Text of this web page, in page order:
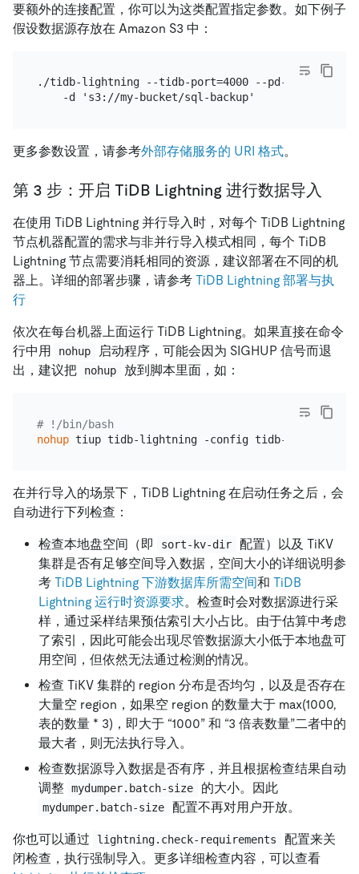
要额外的连接配置，你可以为这类配置指定参数。如下例子
假设数据源存放在 Amazon S3 中：
./tidb-lightning --tidb-port=4000 --pd-
更多参数设置，请参考外部存储服务的 URI 格式。
第 3 步：开启 TiDB Lightning 进行数据导入
在使用 TiDB Lightning 并行导入时，对每个 TiDB Lightning
节点机器配置的需求与非并行导入模式相同，每个 TiDB
Lightning 节点需要消耗相同的资源，建议部署在不同的机
器上。详细的部署步骤，请参考 TiDB Lightning 部署与执
行
依次在每台机器上面运行 TiDB Lightning。如果直接在命令
行中用
nohup
启动程序，可能会因为 SIGHUP 信号而退
出，建议把
nohup 放到脚本里面，如：
# !/bin/bash
nohup
在并行导入的场景下，TiDB Lightning 在启动任务之后，会
自动进行下列检查：
检查本地盘空间（即 sort-kv-dir
配置）以及 TiKV
集群是否有足够空间导入数据，空间大小的详细说明参
考 TiDB Lightning 下游数据库所需空间和 TiDB
Lightning 运行时资源要求。检查时会对数据源进行采
样，通过采样结果预估索引大小占比。由于估算中考虑
了索引，因此可能会出现尽管数据源大小低于本地盘可
用空间，但依然无法通过检测的情况。
检查 TiKV 集群的 region 分布是否均匀，以及是否存在
大量空 region，如果空 region 的数量大于 max(1000,
表的数量 * 3)，即大于 “1000” 和 “3 倍表数量”二者中的
最大者，则无法执行导入。
检查数据源导入数据是否有序，并且根据检查结果自动
调整 mydumper.batch-size 的大小。因此
mydumper.batch-size 配置不再对用户开放。
你也可以通过 lightning.check-requirements
配置来关
闭检查，执行强制导入。更多详细检查内容，可以查看